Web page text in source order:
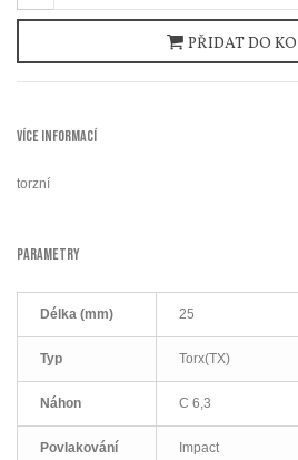
PŘIDAT DO
VÍCE INFORMACÍ
torzní
PARAMETRY
Délka (mm) 25
Typ Torx(TX)
Náhon C 6,3
Povlakování Impact